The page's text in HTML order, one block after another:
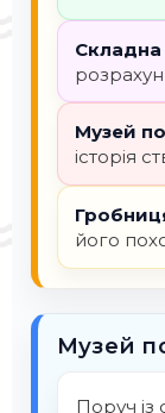
Складна
Музей
історія
його
Музей
Поруч із